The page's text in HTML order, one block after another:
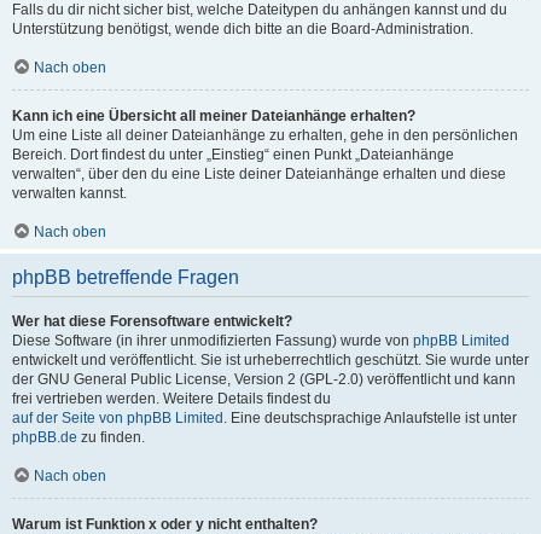
Falls du dir nicht sicher bist, welche Dateitypen du anhängen kannst und du
Unterstützung benötigst, wende dich bitte an die Board-Administration.
Nach oben
Kann ich eine Übersicht all meiner Dateianhänge erhalten?
Um eine Liste all deiner Dateianhänge zu erhalten, gehe in den persönlichen
Bereich. Dort findest du unter „Einstieg“ einen Punkt „Dateianhänge
verwalten“, über den du eine Liste deiner Dateianhänge erhalten und diese
verwalten kannst.
Nach oben
phpBB betreffende Fragen
Wer hat diese Forensoftware entwickelt?
Diese Software (in ihrer unmodifizierten Fassung) wurde von phpBB Limited
entwickelt und veröffentlicht. Sie ist urheberrechtlich geschützt. Sie wurde unter
der GNU General Public License, Version 2 (GPL-2.0) veröffentlicht und kann
frei vertrieben werden. Weitere Details findest du
auf der Seite von phpBB Limited . Eine deutschsprachige Anlaufstelle ist unter
phpBB.de zu finden.
Nach oben
Warum ist Funktion x oder y nicht enthalten?